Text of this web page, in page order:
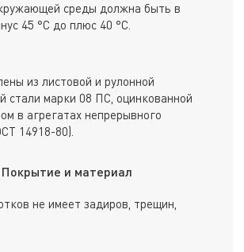
среды должна быть в
45 °С до плюс 40 °С.
из листовой и рулонной
стали марки 08 ПС, оцинкованной
в агрегатах непрерывного
14918-80).
Покрытие и материал
не имеет задиров, трещин,